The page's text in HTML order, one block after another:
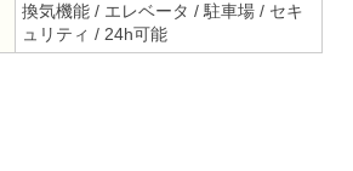
換気機能 / エレベータ / 駐車場 / セキ
ュリティ / 24h可能